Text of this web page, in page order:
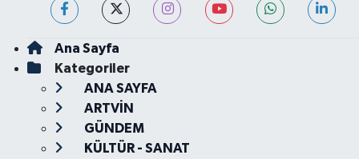
Ana Sayfa
Kategoriler
ANA SAYFA
ARTVİN
GÜNDEM
KÜLTÜR - SANAT